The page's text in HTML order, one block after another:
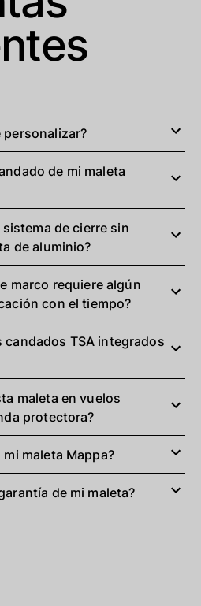
personalizar?
de mi maleta
de cierre sin
de aluminio?
marco requiere algún
con el tiempo?
candados TSA integrados
maleta en vuelos
protectora?
maleta Mappa?
de mi maleta?